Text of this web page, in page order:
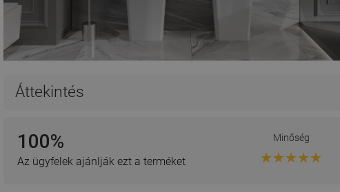
Áttekintés
100%
Az ügyfelek ajánlják ezt a terméket
Minőség